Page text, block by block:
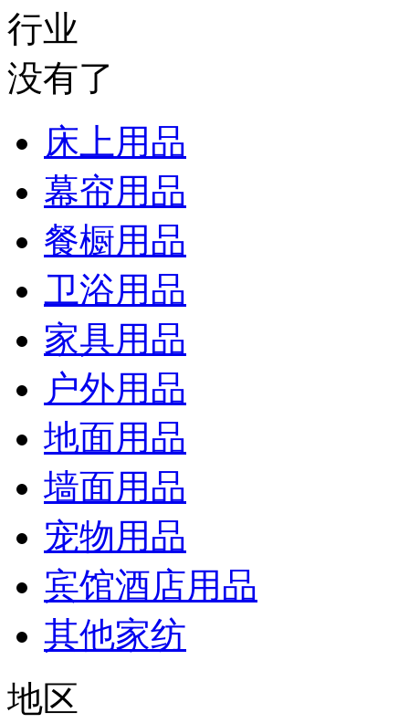
行业
没有了
床上用品
幕帘用品
餐橱用品
卫浴用品
家具用品
户外用品
地面用品
墙面用品
宠物用品
宾馆酒店用品
其他家纺
地区